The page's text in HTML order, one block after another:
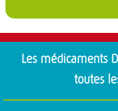
Les médicaments
toutes